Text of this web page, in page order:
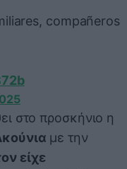
compañeros
στο προσκήνιο η
με την
είχε